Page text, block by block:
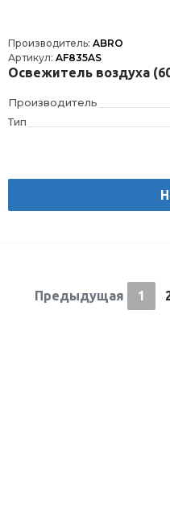
Производитель: ABRO
Артикул: AF835AS
Освежитель воздуха
Производитель
Тип
Предыдущая 1